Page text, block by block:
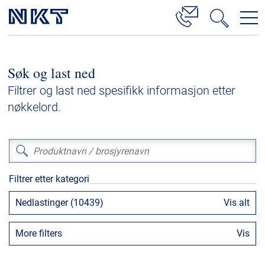
Høyspenningskabelløsninger
Kabelservice
Lavspenning
Høyspenningskabeltilbehør
Mellomspenningskabeltilbehør
Referanser
Nedlastinger
Søk og last ned
Filtrer og last ned spesifikk informasjon etter
nøkkelord.
Filtrer etter kategori
Nedlastinger (10439) Vis alt
More filters Vis